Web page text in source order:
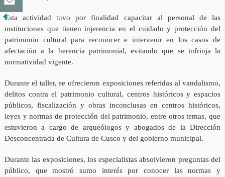
Esta actividad tuvo por finalidad capacitar al personal de las
instituciones que tienen injerencia en el cuidado y protección del
patrimonio cultural para reconocer e intervenir en los casos de
afectación a la herencia patrimonial, evitando que se infrinja la
normatividad vigente.
Durante el taller, se ofrecieron exposiciones referidas al vandalismo,
delitos contra el patrimonio cultural, centros históricos y espacios
públicos, fiscalización y obras inconclusas en centros históricos,
leyes y normas de protección del patrimonio, entre otros temas, que
estuvieron a cargo de arqueólogos y abogados de la Dirección
Desconcentrada de Cultura de Cusco y del gobierno municipal.
Durante las exposiciones, los especialistas absolvieron preguntas del
público, que mostró sumo interés por conocer las normas y